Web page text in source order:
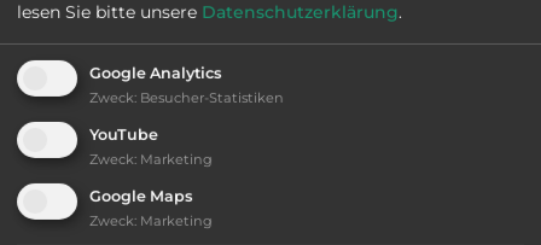
Ausstattung
lesen Sie bitte unsere Datenschutzerklärung.
Google Analytics
Zweck: Besucher-Statistiken
YouTube
Zweck: Marketing
Google Maps
Zweck: Marketing